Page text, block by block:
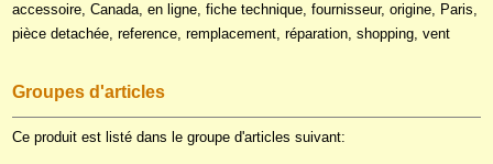
accessoire, Canada, en ligne, fiche technique, fournisseur, origine, Paris,
pièce detachée, reference, remplacement, réparation, shopping, vent
Groupes d'articles
Ce produit est listé dans le groupe d'articles suivant: